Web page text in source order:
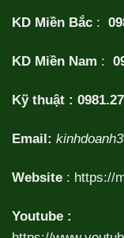
KD Miền Bắc :
KD Miền Nam :
Kỹ thuật :
Email:
Website : https://
Youtube :